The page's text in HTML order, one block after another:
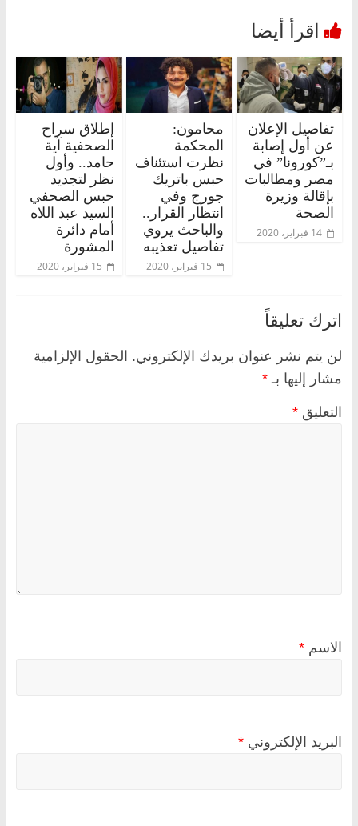
تفاصيل الإعلان
عن أول إصابة
بـ”كورونا” في
مصر ومطالبات
بإقالة وزيرة
الصحة
14 فبراير، 2020
محامون:
المحكمة
نظرت استئناف
حبس باتريك
جورج وفي
انتظار القرار..
والباحث يروي
تفاصيل تعذيبه
15 فبراير، 2020
إطلاق سراح
الصحفية آية
حامد.. وأول
نظر لتجديد
حبس الصحفي
السيد عبد اللاه
أمام دائرة
المشورة
15 فبراير، 2020
اترك تعليقاً
لن يتم نشر عنوان بريدك الإلكتروني. الحقول الإلزامية
مشار إليها بـ *
التعليق *
الاسم *
البريد الإلكتروني *